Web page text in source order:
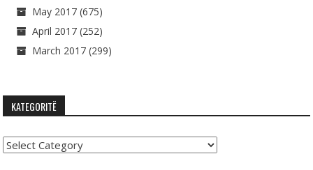
May 2017 (675)
April 2017 (252)
March 2017 (299)
KATEGORITË
Kategoritë